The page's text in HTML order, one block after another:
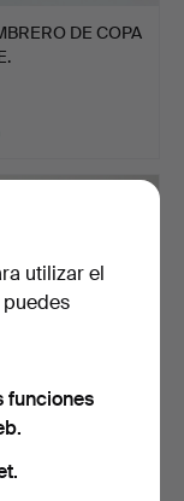
DE COPA
BOLSOS
utilizar el
funciones